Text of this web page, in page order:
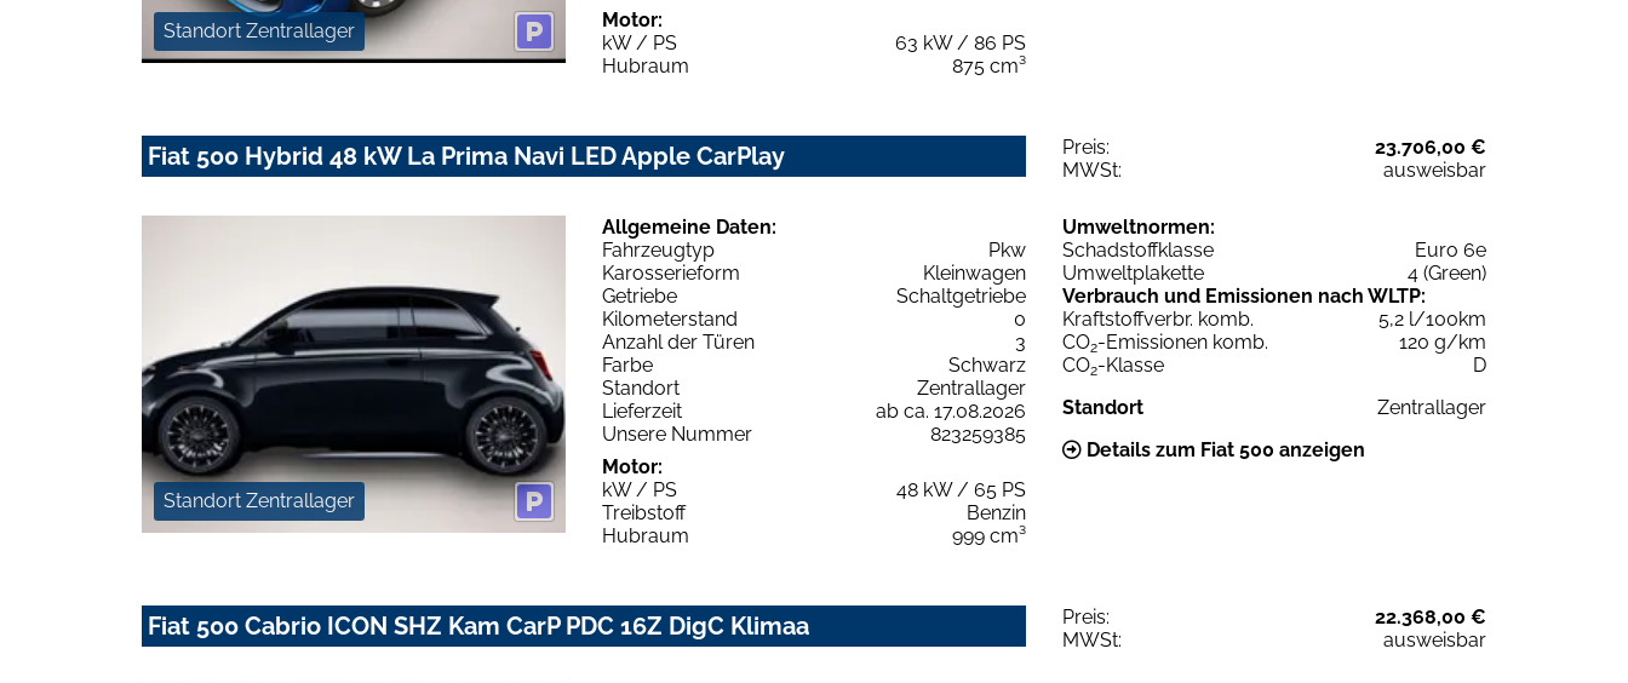
Standort Zentrallager
Motor:
kW / PS
63 kW / 86 PS
Hubraum
875 cm³
Fiat 500 Hybrid 48 kW La Prima Navi LED Apple CarPlay Preis:
23.706,00 €
MWSt:
ausweisbar
Standort Zentrallager
Allgemeine Daten:
Fahrzeugtyp
Pkw
Karosserieform
Kleinwagen
Getriebe
Schaltgetriebe
Kilometerstand
0
Anzahl der Türen
3
Farbe
Schwarz
Standort
Zentrallager
Lieferzeit
ab ca. 17.08.2026
Unsere Nummer
823259385
Motor:
kW / PS
48 kW / 65 PS
Treibstoff
Benzin
Hubraum
999 cm³
Umweltnormen:
Schadstoffklasse
Euro 6e
Umweltplakette
4 (Green)
Verbrauch und Emissionen nach WLTP:
Kraftstoffverbr. komb.
5,2 l/100km
CO2-Emissionen komb.
120 g/km
CO2-Klasse
D
Standort
Zentrallager
Details zum Fiat 500 anzeigen
Fiat 500 Cabrio ICON SHZ Kam CarP PDC 16Z DigC Klimaa Preis:
22.368,00 €
MWSt:
ausweisbar